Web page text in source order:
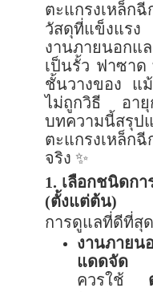
ตะแกรงเหล็กฉี
วัสดุที่แข็งแร
งานภายนอกแ
เป็นรั้ว ฟาซาด
ชั้นวางของ แ
ไม่ถูกวิธี อายุ
บทความนี้สรุป
ตะแกรงเหล็ก
จริง ✨
1. เลือกชนิดกา
(ตั้งแต่ต้น)
การดูแลที่ดีที่สุด
งานภาย
แดดจัด
ควรใช้